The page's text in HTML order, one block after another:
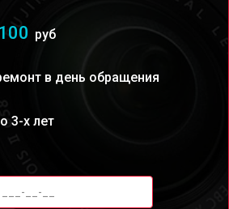
руб
в день обращения
3-х лет